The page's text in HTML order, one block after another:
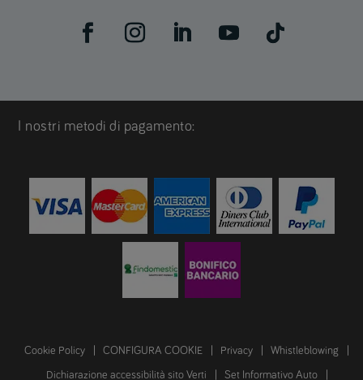
I nostri metodi di pagamento:
Cookie Policy CONFIGURA COOKIE Privacy Whistleblowing
Dichiarazione accessibilità sito Verti Set Informativo Auto